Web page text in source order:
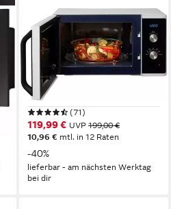
SAMSUNG
Mikrowelle
MS23K3614AW/EG
1150W Leistung
23 l Kapazität
6
Leistungsstufen
(71)
119,99 € UVP 199,00 €
10,96 € mtl. in 12 Raten
-40%
lieferbar - am nächsten Werktag
bei dir